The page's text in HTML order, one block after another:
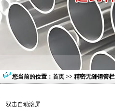
您当前的位置： 首页 >> 精密无缝钢管栏
双击自动滚屏